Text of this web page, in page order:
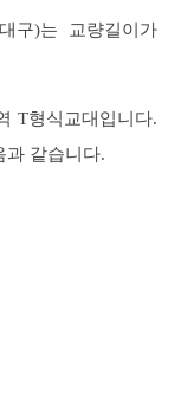
구)는 교량길이가
T형식교대입니다.
과 같습니다.